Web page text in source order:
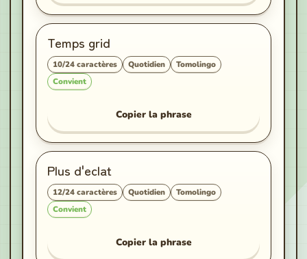
Temps grid
10/24caractères Quotidien
Tomolingo
Convient
Copier la phrase
Plus d'eclat
12/24caractères Quotidien
Tomolingo
Convient
Copier la phrase